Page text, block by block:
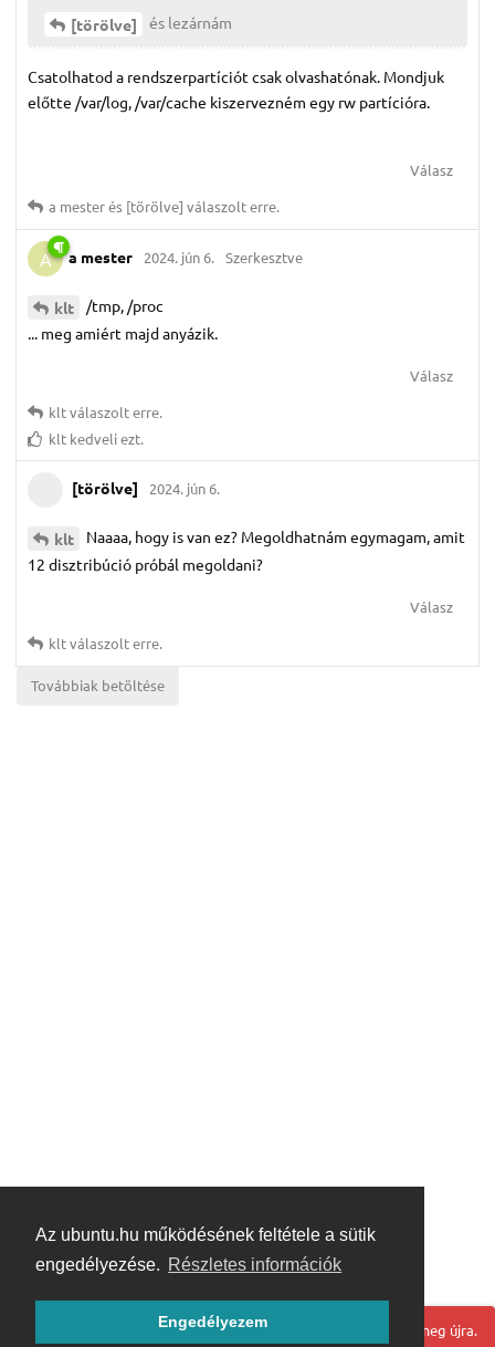
Az ubuntu.hu működésének feltétele a sütik
engedélyezése. Részletes információk
Engedélyezem
[törölve] és lezárnám
Csatolhatod a rendszerpartíciót csak olvashatónak. Mondjuk
előtte /var/log, /var/cache kiszervezném egy rw partícióra.
Válasz
a mesterés [törölve] válaszolt erre.
A a mester 2024. jún 6. Szerkesztve
klt
/tmp, /proc
... meg amiért majd anyázik.
Válasz
kltválaszolt erre.
klt kedveli ezt.
[törölve] 2024. jún 6.
klt
Naaaa, hogy is van ez? Megoldhatnám egymagam, amit
12 disztribúció próbál megoldani?
Válasz
kltválaszolt erre.
Továbbiak betöltése
Hoppá! Valami hiba történt. Frissítse az oldalt és próbálja meg újra.